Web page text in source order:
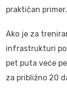
praktičan primer.
Ako je za
infrastrukturi
pet puta veće
za približno 20